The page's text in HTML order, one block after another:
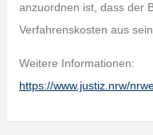
anzuordnen ist, dass der
Verfahrenskosten aus
Weitere Informationen:
https://www.justiz.nrw/